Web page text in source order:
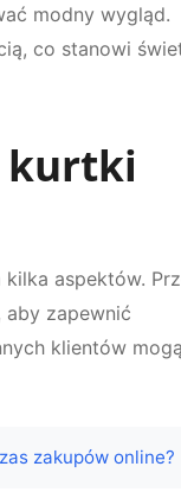
modny wygląd.
co stanowi
kurtki
aspektów.
aby zapewnić
klientów mogą
zakupów online?